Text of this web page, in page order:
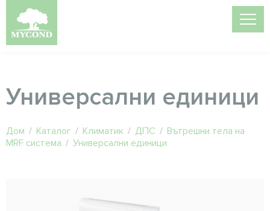
Универсални единици
Дом / Каталог / Климатик / ДПС / Вътрешни тела на
MRF система / Универсални единици